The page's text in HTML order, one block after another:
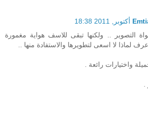
التصوير .. ولكنها تبقى للاسف هواية مغمورة
لماذا لا اسعى لتطويرها والاستفادة منها ..
واختيارات رائعة .